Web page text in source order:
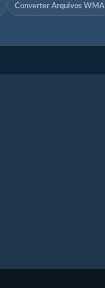
Converter Arquivos WMA